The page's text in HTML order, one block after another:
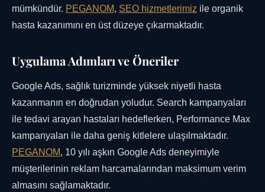
mümkündür. PEGANOM, SEO hizmetlerimiz ile organik
hasta kazanımını en üst düzeye çıkarmaktadır.
Uygulama Adımları ve Öneriler
Google Ads, sağlık turizminde yüksek niyetli hasta
kazanmanın en doğrudan yoludur. Search kampanyaları
ile tedavi arayan hastaları hedeflerken, Performance Max
kampanyaları ile daha geniş kitlelere ulaşılmaktadır.
PEGANOM, 10 yılı aşkın Google Ads deneyimiyle
müşterilerinin reklam harcamalarından maksimum verim
almasını sağlamaktadır.